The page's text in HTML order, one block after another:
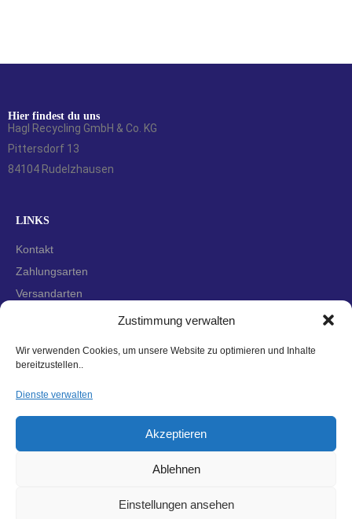
Zustimmung verwalten
Wir verwenden Cookies, um unsere Website zu optimieren und Inhalte
bereitzustellen..
Dienste verwalten
Akzeptieren
Ablehnen
Einstellungen ansehen
Hier findest du uns
Hagl Recycling GmbH & Co. KG
Pittersdorf 13
84104 Rudelzhausen
LINKS
Kontakt
Zahlungsarten
Versandarten
Datenschutzerklärung
Cookie-Richtlinie (EU)